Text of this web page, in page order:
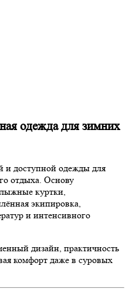
одежда для зимних
и доступной одежды для
отдыха. Основу
куртки,
экипировка,
и интенсивного
дизайн, практичность
комфорт даже в суровых